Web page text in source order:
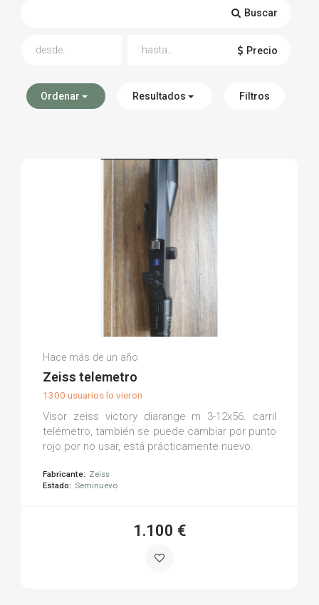
Buscar
Precio
Ordenar Resultados Filtros
Eduardo F.
Hace más de un año
Zeiss telemetro
1300 usuarios lo vieron
Visor zeiss victory diarange m 3-12x56. carril
telémetro, también se puede cambiar por punto
rojo por no usar, está prácticamente nuevo.
Fabricante: Zeiss
Estado: Seminuevo
1.100 €